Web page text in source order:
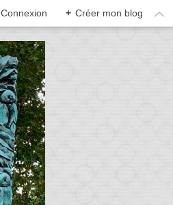
Connexion + Créer mon blog